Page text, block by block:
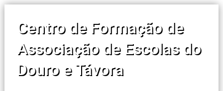
Centro de Formação de
Associação de Escolas do
Douro e Távora